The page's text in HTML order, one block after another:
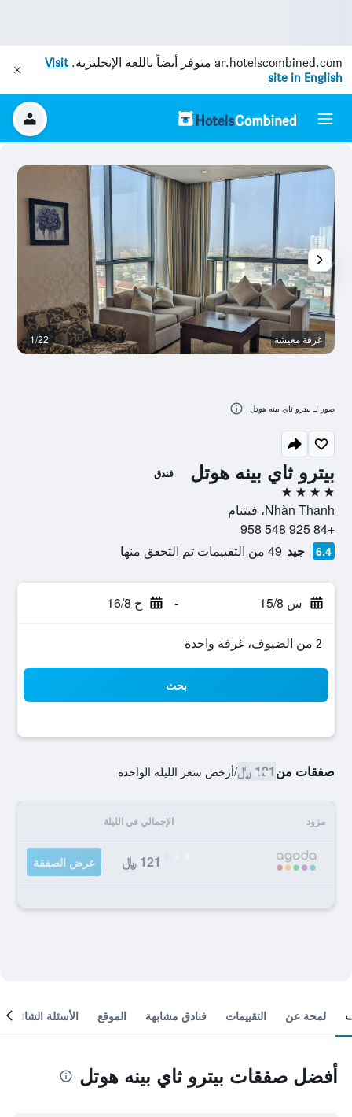
ar.hotelscombined.com متوفر أيضاً باللغة الإنجليزية.Visit
site in English
بيترو ثاي بينه هوتل فندق
4 نجوم
Nhàn Thanh، فيتنام
+84 925 548 958
6.4 جيد 49 من التقييمات تم التحقق منها
س 15/8 - ح 16/8
2 من الضيوف، غرفة واحدة
بحث
صفقات من121 ﷼ /أرخص سعر الليلة الواحدة
مزود الإجمالي في الليلة
121 ﷼ عرض الصفقة
غرفة معيشة 1/22
صور لـ بيترو ثاي بينه هوتل
لمحة عن التقييمات فنادق مشابهة الموقع الأسئلة الشائعة
أفضل صفقات بيترو ثاي بينه هوتل